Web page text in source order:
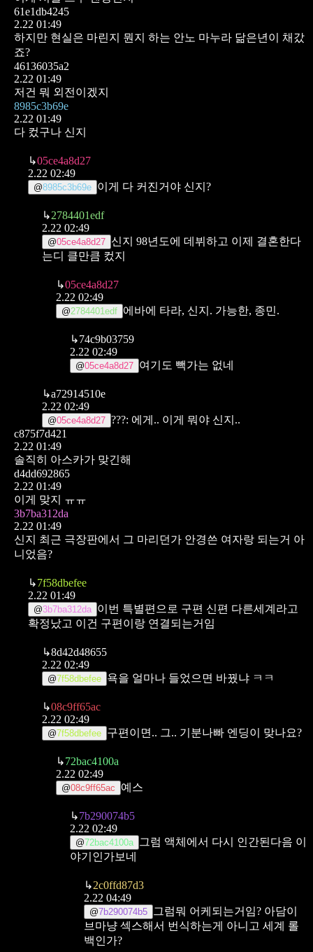
61e1db4245
2.22 01:49
하지만 현실은 마린지 뭔지 하는 안노 마누라 닮은년이 채갔
죠?
46136035a2
2.22 01:49
저건 뭐 외전이겠지
8985c3b69e
2.22 01:49
다 컸구나 신지
↳05ce4a8d27
2.22 02:49
@8985c3b69e 이게 다 커진거야 신지?
↳2784401edf
2.22 02:49
@05ce4a8d27 신지 98년도에 데뷔하고 이제 결혼한다
는디 클만큼 컸지
↳05ce4a8d27
2.22 02:49
@2784401edf 에바에 타라, 신지. 가능한, 종민.
↳74c9b03759
2.22 02:49
@05ce4a8d27 여기도 빽가는 없네
↳a72914510e
2.22 02:49
@05ce4a8d27 ???: 에게.. 이게 뭐야 신지..
c875f7d421
2.22 01:49
솔직히 아스카가 맞긴해
d4dd692865
2.22 01:49
이게 맞지 ㅠㅠ
3b7ba312da
2.22 01:49
신지 최근 극장판에서 그 마리던가 안경쓴 여자랑 되는거 아
니었음?
↳7f58dbefee
2.22 01:49
@3b7ba312da 이번 특별편으로 구편 신편 다른세계라고
확정났고 이건 구편이랑 연결되는거임
↳8d42d48655
2.22 02:49
@7f58dbefee 욕을 얼마나 들었으면 바꿨냐 ㅋㅋ
↳08c9ff65ac
2.22 02:49
@7f58dbefee 구편이면.. 그.. 기분나빠 엔딩이 맞나요?
↳72bac4100a
2.22 02:49
@08c9ff65ac 예스
↳7b290074b5
2.22 02:49
@72bac4100a
그럼 액체에서 다시 인간된다음 이
야기인가보네
↳2c0ffd87d3
2.22 04:49
@7b290074b5
그럼뭐 어케되는거임? 아담이
브마냥 섹스해서 번식하는게 아니고 세계 롤
백인가?